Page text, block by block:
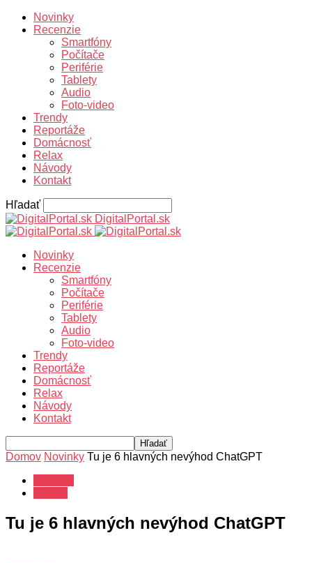
Novinky
Recenzie
Smartfóny
Počítače
Periférie
Tablety
Audio
Foto-video
Trendy
Reportáže
Domácnosť
Relax
Návody
Kontakt
Hľadať
DigitalPortal.sk
Novinky
Recenzie
Smartfóny
Počítače
Periférie
Tablety
Audio
Foto-video
Trendy
Reportáže
Domácnosť
Relax
Návody
Kontakt
Domov Novinky Tu je 6 hlavných nevýhod ChatGPT
Tu je 6 hlavných nevýhod ChatGPT